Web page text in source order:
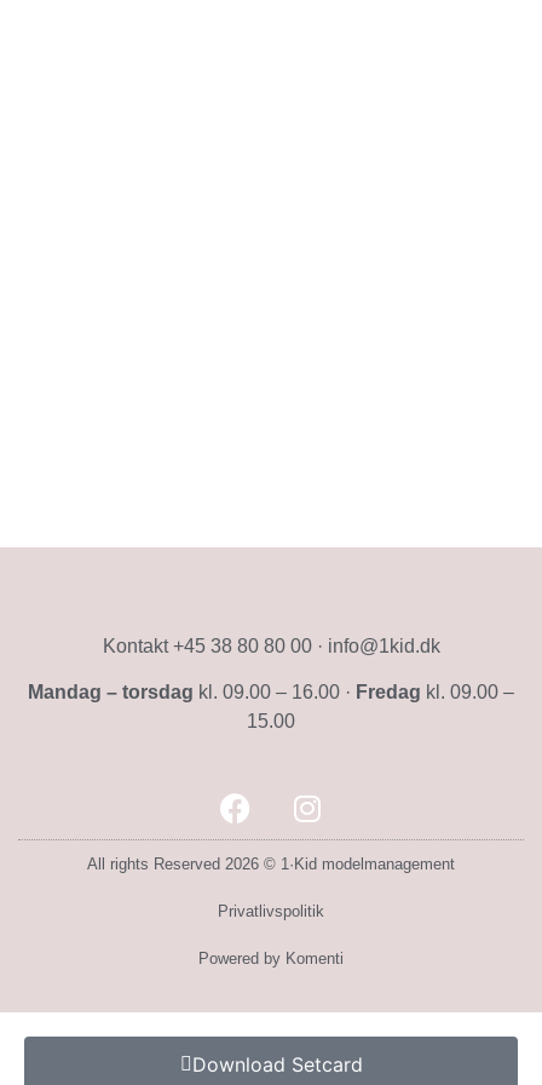
Kontakt +45 38 80 80 00 · info@1kid.dk
Mandag – torsdag kl. 09.00 – 16.00 · Fredag kl. 09.00 –
15.00
All rights Reserved 2026 © 1·Kid modelmanagement
Privatlivspolitik
Powered by Komenti
Download Setcard